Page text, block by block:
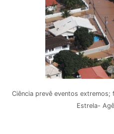
Ciência prevê eventos
Estrela-